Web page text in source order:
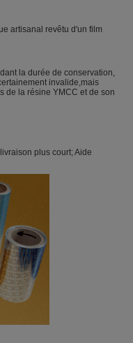
artisanal revêtu d'un film
la durée de conservation,
invalide,mais
de la résine YMCC et de son
plus court; Aide